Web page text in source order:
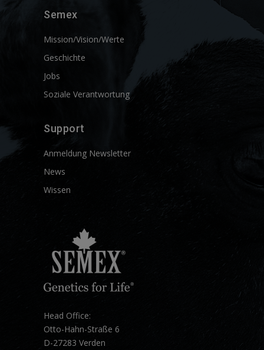
Semex
Mission/Vision/Werte
Geschichte
Jobs
Soziale Verantwortung
Support
Anmeldung Newsletter
News
Wissen
Head Office:
Otto-Hahn-Straße 6
D-27283 Verden